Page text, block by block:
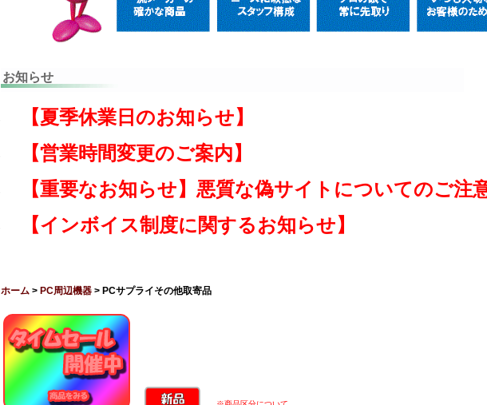
お知らせ
【夏季休業日のお知らせ】
【営業時間変更のご案内】
【重要なお知らせ】悪質な偽サイトについてのご注
【インボイス制度に関するお知らせ】
ホーム > PC周辺機器 > PCサプライその他取寄品